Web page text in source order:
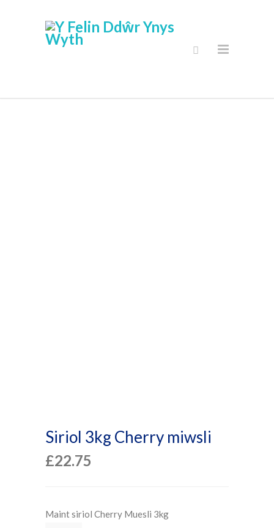
Siriol 3kg Cherry miwsli
£22.75
Maint siriol Cherry Muesli 3kg